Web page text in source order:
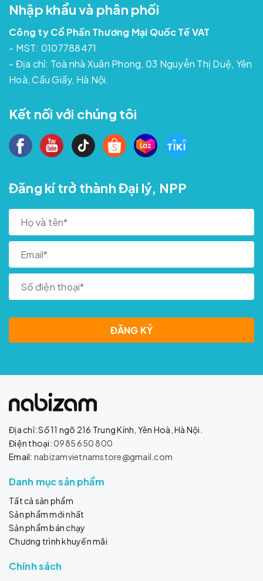
Nhập khẩu và phân phối
Công ty Cổ Phần Thương Mại Quốc Tế VAT
- MST: 0107788471
- Địa chỉ: Toà nhà Xuân Phong, 03 Nguyễn Thị Duệ, Yên
Hoà, Cầu Giấy, Hà Nội.
Kết nối với chúng tôi
Đăng kí trở thành Đại lý, NPP
ĐĂNG KÝ
Địa chỉ: Số 11 ngõ 216 Trung Kính, Yên Hoà, Hà Nội.
Điện thoại:0985 650 800
Email: nabizamvietnamstore@gmail.com
Danh mục sản phẩm
Tất cả sản phẩm
Sản phẩm mới nhất
Sản phẩm bán chạy
Chương trình khuyến mãi
Chính sách